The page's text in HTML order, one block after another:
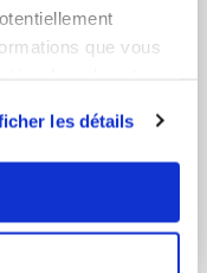
que vous
les détails